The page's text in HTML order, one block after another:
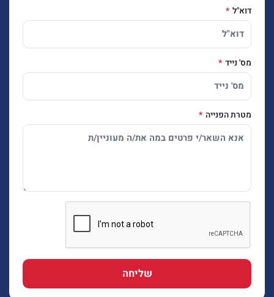
דוא"ל
מס' נייד
מטרת הפנייה
שליחה